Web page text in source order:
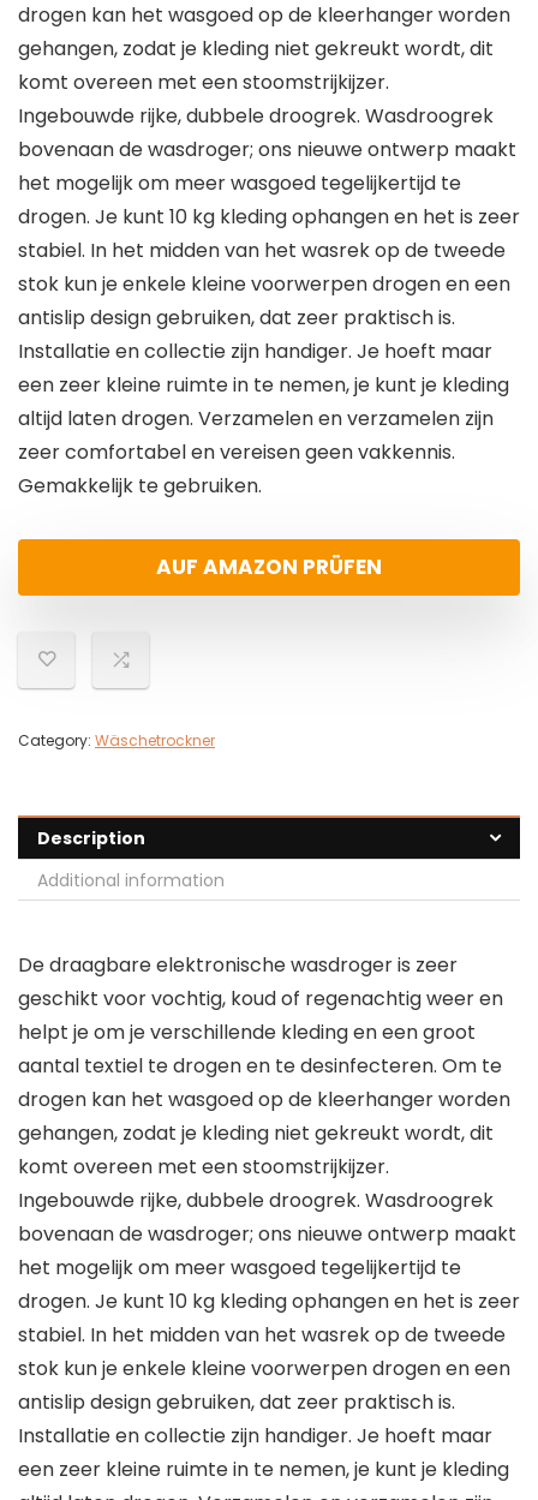
drogen kan het wasgoed op de kleerhanger worden
gehangen, zodat je kleding niet gekreukt wordt, dit
komt overeen met een stoomstrijkijzer.
Ingebouwde rijke, dubbele droogrek. Wasdroogrek
bovenaan de wasdroger; ons nieuwe ontwerp maakt
het mogelijk om meer wasgoed tegelijkertijd te
drogen. Je kunt 10 kg kleding ophangen en het is zeer
stabiel. In het midden van het wasrek op de tweede
stok kun je enkele kleine voorwerpen drogen en een
antislip design gebruiken, dat zeer praktisch is.
Installatie en collectie zijn handiger. Je hoeft maar
een zeer kleine ruimte in te nemen, je kunt je kleding
altijd laten drogen. Verzamelen en verzamelen zijn
zeer comfortabel en vereisen geen vakkennis.
Gemakkelijk te gebruiken.
AUF AMAZON PRÜFEN
Category: Wäschetrockner
Description
Additional information
De draagbare elektronische wasdroger is zeer
geschikt voor vochtig, koud of regenachtig weer en
helpt je om je verschillende kleding en een groot
aantal textiel te drogen en te desinfecteren. Om te
drogen kan het wasgoed op de kleerhanger worden
gehangen, zodat je kleding niet gekreukt wordt, dit
komt overeen met een stoomstrijkijzer.
Ingebouwde rijke, dubbele droogrek. Wasdroogrek
bovenaan de wasdroger; ons nieuwe ontwerp maakt
het mogelijk om meer wasgoed tegelijkertijd te
drogen. Je kunt 10 kg kleding ophangen en het is zeer
stabiel. In het midden van het wasrek op de tweede
stok kun je enkele kleine voorwerpen drogen en een
antislip design gebruiken, dat zeer praktisch is.
Installatie en collectie zijn handiger. Je hoeft maar
een zeer kleine ruimte in te nemen, je kunt je kleding